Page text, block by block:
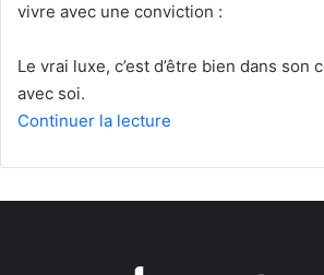
vivre avec une conviction :
Le vrai luxe, c’est d’être bien dans son
avec soi.
Continuer la lecture